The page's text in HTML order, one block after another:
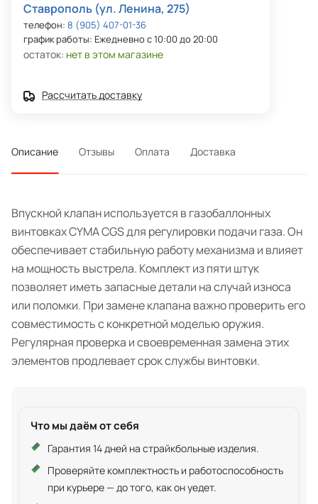
Ставрополь (ул. Ленина, 275)
телефон: 8 (905) 407-01-36
график работы: Ежедневно с 10:00 до 20:00
остаток: нет в этом магазине
Рассчитать доставку
Описание Отзывы Оплата Доставка
Впускной клапан используется в газобаллонных
винтовках CYMA CGS для регулировки подачи газа. Он
обеспечивает стабильную работу механизма и влияет
на мощность выстрела. Комплект из пяти штук
позволяет иметь запасные детали на случай износа
или поломки. При замене клапана важно проверить его
совместимость с конкретной моделью оружия.
Регулярная проверка и своевременная замена этих
элементов продлевает срок службы винтовки.
Что мы даём от себя
Гарантия 14 дней на страйкбольные изделия.
Проверяйте комплектность и работоспособность
при курьере — до того, как он уедет.